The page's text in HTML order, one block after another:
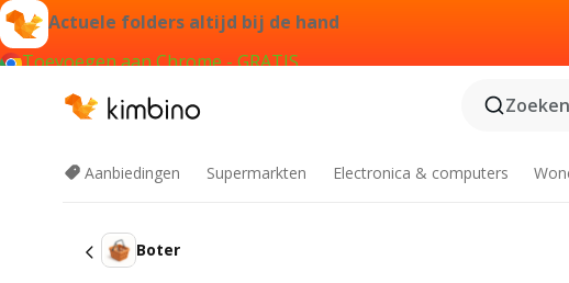
Actuele folders altijd bij de hand
Toevoegen aan Chrome - GRATIS
Aanbiedingen Supermarkten Electronica & computers
Boter